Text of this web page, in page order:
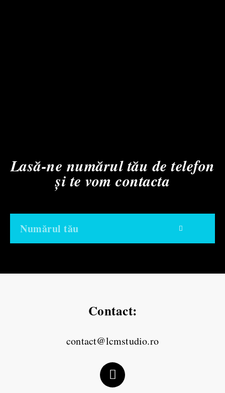
Lasă-ne numărul tău de telefon
și te vom contacta
Contact:
contact@lcmstudio.ro